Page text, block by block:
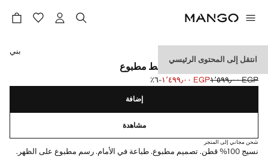
انتقل إلى المحتوى الرئيسي
تي شيرت بأكمام قصيرة نمط مطبوع
السعر الأول محذوف [EGP ١٬٥٩٩٫٠٠ ]
EGP ١٬٥٩٩٫٠٠
السعر الحالي [EGP ١٬٤٩٩٫٠٠ ] EGP ١٬٤٩٩٫٠٠ ؜-٦٪؜
حدد اللون
بني
إضافة
مشاهدة
شحن مجاني إلى المتجر
نسيج 100% قطن. تصميم مطبوع. طباعة في الأمام. رسم مطبوع على الظهر.